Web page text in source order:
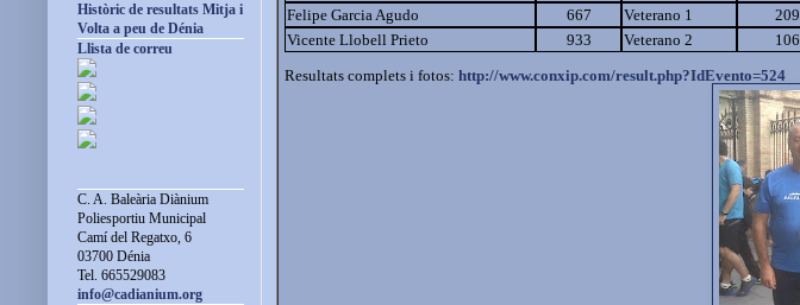
Felipe Garcia Agudo
667 Veterano 1 209
Vicente Llobell Prieto
933 Veterano 2 106
Resultats complets i fotos: http://www.conxip.com/result.php?IdEvento=524
Històric de resultats Mitja i
Volta a peu de Dénia
Llista de correu
C. A. Baleària Diànium
Poliesportiu Municipal
Camí del Regatxo, 6
03700 Dénia
Tel. 665529083
info@cadianium.org